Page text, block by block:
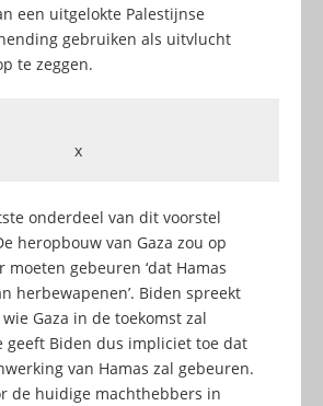
een uitgelokte Palestijnse
gebruiken als uitvlucht
te zeggen.
x
onderdeel van dit voorstel
heropbouw van Gaza zou op
gebeuren ‘dat Hamas
herbewapenen’. Biden spreekt
Gaza in de toekomst zal
geeft Biden dus impliciet toe dat
van Hamas zal gebeuren.
de huidige machthebbers in